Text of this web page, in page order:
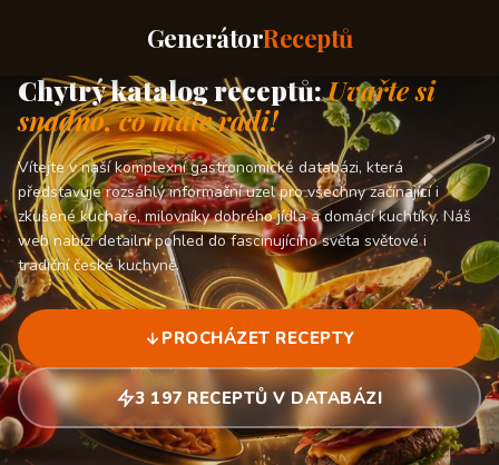
GenerátorReceptů
Chytrý katalog receptů:Uvařte si
snadno, co máte rádi!
Vítejte v naší komplexní gastronomické databázi, která
představuje rozsáhlý informační uzel pro všechny začínající i
zkušené kuchaře, milovníky dobrého jídla a domácí kuchtíky. Náš
web nabízí detailní pohled do fascinujícího světa světové i
tradiční české kuchyně.
PROCHÁZET RECEPTY
3 197 RECEPTŮ V DATABÁZI